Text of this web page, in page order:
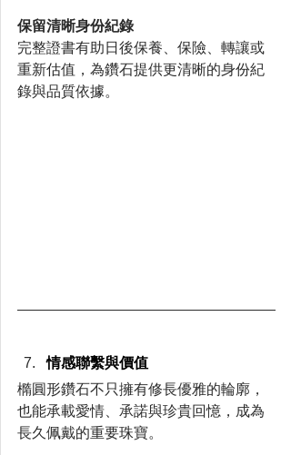
保留清晰身份紀錄
完整證書有助日後保養、保險、轉讓或
重新估值，為鑽石提供更清晰的身份紀
錄與品質依據。
情感聯繫與價值
橢圓形鑽石不只擁有修長優雅的輪廓，
也能承載愛情、承諾與珍貴回憶，成為
長久佩戴的重要珠寶。